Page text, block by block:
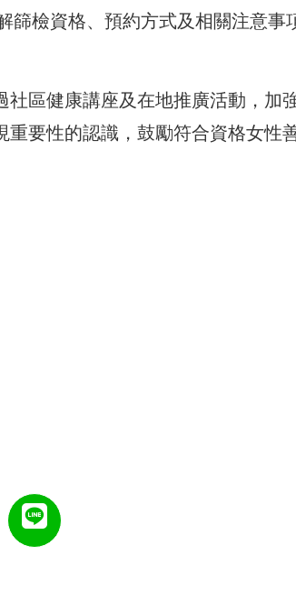
篩檢資格、預約方式及相關注意事
區健康講座及在地推廣活動，加
要性的認識，鼓勵符合資格女性